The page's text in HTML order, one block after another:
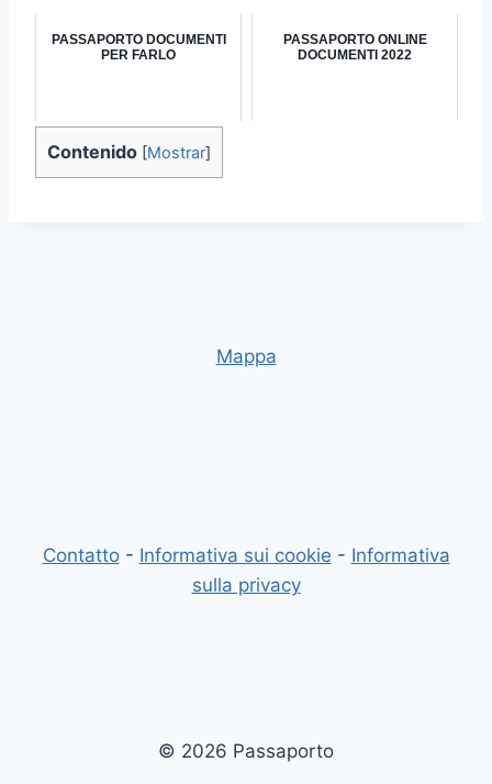
PASSAPORTO DOCUMENTI
PER FARLO
PASSAPORTO ONLINE
DOCUMENTI 2022
Contenido [Mostrar]
Mappa
Contatto- Informativa sui cookie - Informativa
sulla privacy
© 2026 Passaporto